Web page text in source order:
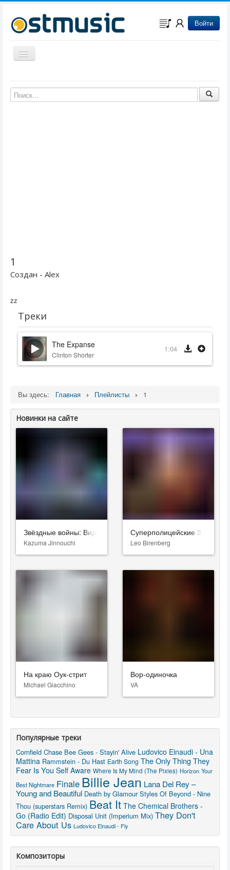
Войти
Включить/выключить навигацию
Музыка из мультфильмов
Музыка из сериалов
1
Создан - Alex
zz
Треки
The Expanse
Clinton Shorter
1:04
Вы здесь: Главная Плейлисты 1
Новинки на сайте
Звёздные войны: Видения. Девятый джедай
Kazuma Jinnouchi
Суперполицейские 3
Leo Birenberg
На краю Оук-стрит
Michael Giacchino
Вор-одиночка
VA
Популярные треки
Cornfield Chase Bee Gees - Stayin' Alive Ludovico Einaudi - Una
Mattina Rammstein - Du Hast Earth Song The Only Thing They
Fear Is You Self Aware Where Is My Mind (The Pixies) Horizon Your
Best Nightmare Finale Billie Jean Lana Del Rey –
Young and Beautiful Death by Glamour Styles Of Beyond - Nine
Thou (superstars Remix) Beat It The Chemical Brothers -
Go (Radio Edit) Disposal Unit (Imperium Mix) They Don't
Care About Us Ludovico Einaudi - Fly
Композиторы